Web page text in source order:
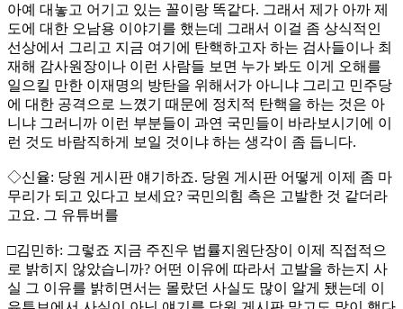
아예 대놓고 어기고 있는 꼴이랑 똑같다. 그래서 제가 아까 제
도에 대한 오남용 이야기를 했는데 그래서 이걸 좀 상식적인
선상에서 그리고 지금 여기에 탄핵하고자 하는 검사들이나 최
재해 감사원장이나 이런 사람들 보면 누가 봐도 이게 오해를
일으킬 만한 이재명의 방탄을 위해서가 아니냐 그리고 민주당
에 대한 공격으로 느꼈기 때문에 정치적 탄핵을 하는 것은 아
니냐 그러니까 이런 부분들이 과연 국민들이 바라보시기에 이
런 것도 바람직하게 보일 것이냐 하는 생각이 좀 듭니다.
◇신율: 당원 게시판 얘기하죠. 당원 게시판 어떻게 이제 좀 마
무리가 되고 있다고 보세요? 국민의힘 측은 고발한 것 같더라
고요. 그 유튜버를
□김민하: 그렇죠 지금 주진우 법률지원단장이 이제 직접적으
로 밝히지 않았습니까? 어떤 이유에 따라서 고발을 하는지 사
실 그 이유를 밝히면서는 몰랐던 사실도 많이 알게 됐는데 이